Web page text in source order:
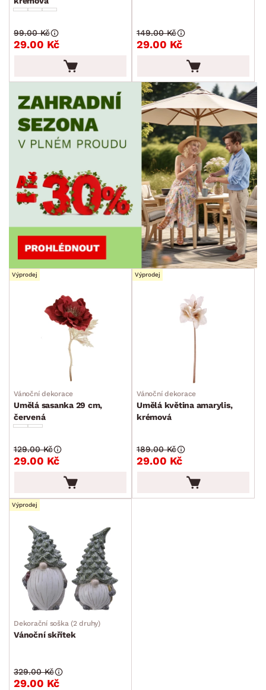
29.00 Kč
99.00 Kč
29.00 Kč
149.00 Kč
Výprodej
Vánoční dekorace
Umělá sasanka 29 cm,
červená
29.00 Kč
129.00 Kč
Výprodej
Vánoční dekorace
Umělá květina amarylis,
krémová
29.00 Kč
189.00 Kč
Výprodej
Dekorační soška (2 druhy)
Vánoční skřítek
29.00 Kč
329.00 Kč